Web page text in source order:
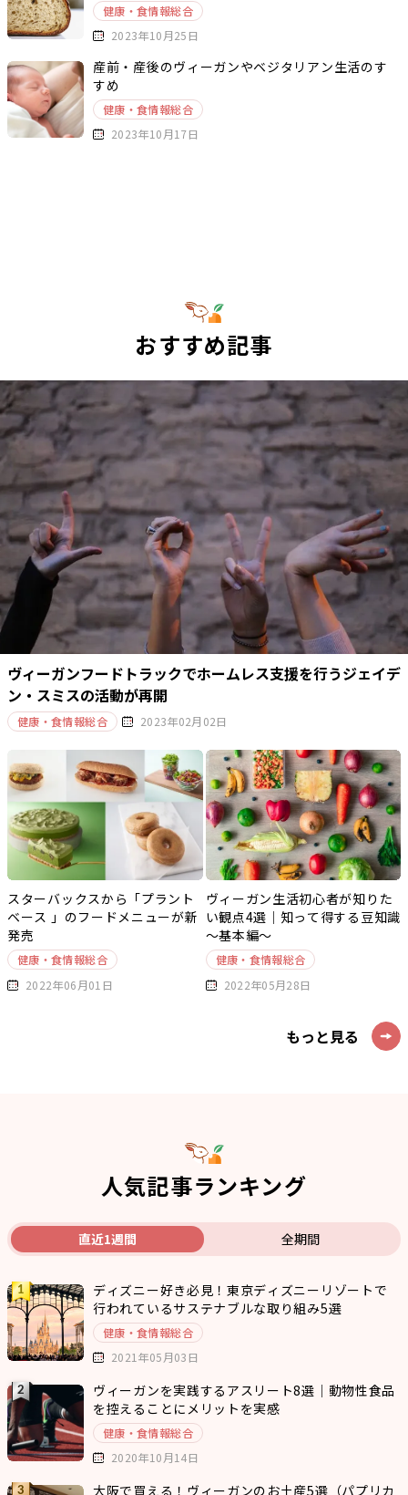
健康・食情報総合
2023年10月25日
産前・産後のヴィーガンやベジタリアン生活のす
すめ
健康・食情報総合
2023年10月17日
おすすめ記事
ヴィーガンフードトラックでホームレス支援を行うジェイデ
ン・スミスの活動が再開
健康・食情報総合 2023年02月02日
スターバックスから「プラント
ベース 」のフードメニューが新
発売
健康・食情報総合
2022年06月01日
ヴィーガン生活初心者が知りた
い観点4選｜知って得する豆知識
～基本編～
健康・食情報総合
2022年05月28日
もっと見る
人気記事ランキング
直近1週間 全期間
ディズニー好き必見！東京ディズニーリゾートで
行われているサステナブルな取り組み5選
健康・食情報総合
2021年05月03日
ヴィーガンを実践するアスリート8選｜動物性食品
を控えることにメリットを実感
健康・食情報総合
2020年10月14日
大阪で買える！ヴィーガンのお土産5選（パプリカ